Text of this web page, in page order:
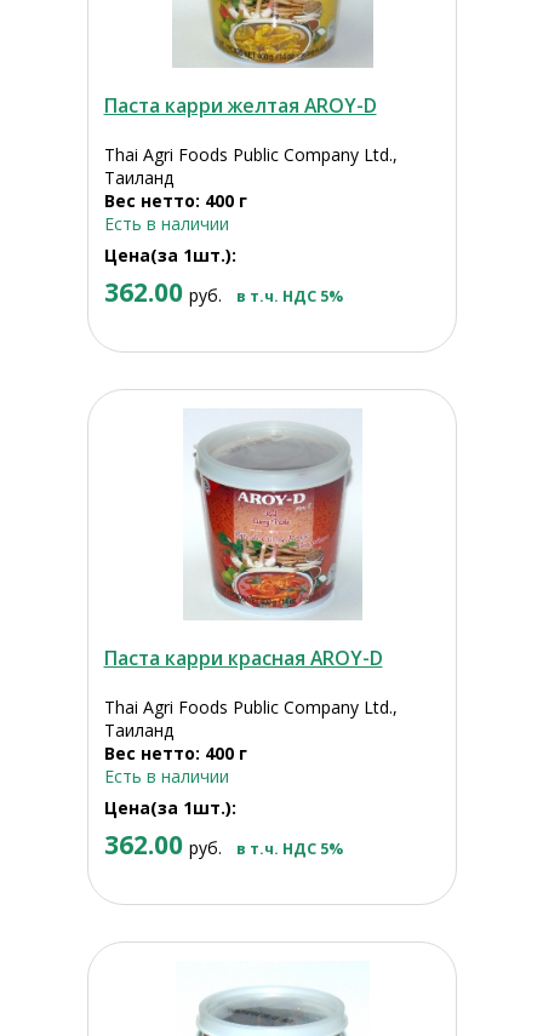
Паста карри желтая AROY-D
Thai Agri Foods Public Company Ltd.,
Таиланд
Вес нетто: 400 г
Есть в наличии
Цена(за 1шт.):
362.00 руб. в т.ч. НДС 5%
Паста карри красная AROY-D
Thai Agri Foods Public Company Ltd.,
Таиланд
Вес нетто: 400 г
Есть в наличии
Цена(за 1шт.):
362.00 руб. в т.ч. НДС 5%